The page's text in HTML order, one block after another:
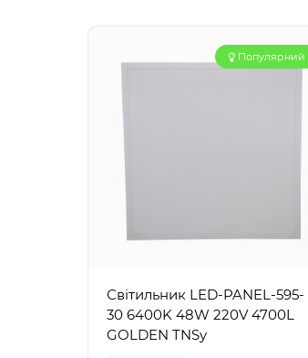
Популярний
Світильник LED-PANEL-595-
30 6400K 48W 220V 4700L
GOLDEN TNSy